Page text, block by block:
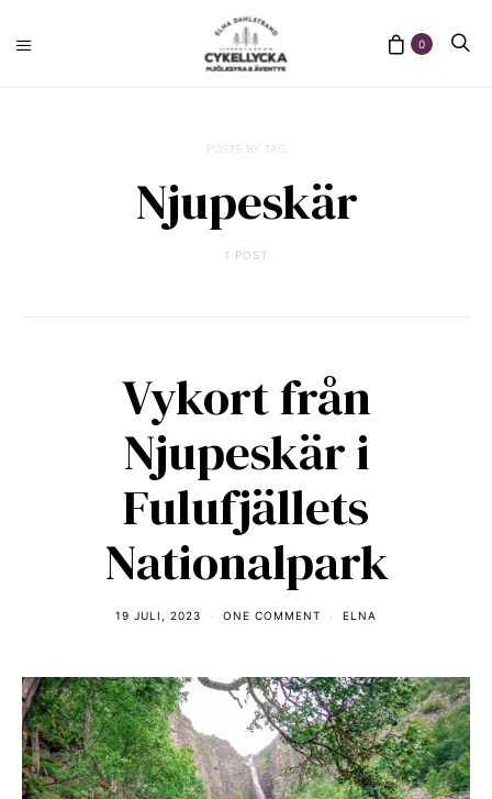
0
POSTS BY TAG
Njupeskär
1 POST
Vykort från
Njupeskär i
Fulufjällets
Nationalpark
19 JULI, 2023 ONE COMMENT ELNA